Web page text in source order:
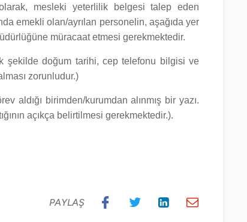
mesleki yeterlilik belgesi talep eden
emekli olan/ayrılan personelin, aşağıda yer
müracaat etmesi gerekmektedir.
şekilde doğum tarihi, cep telefonu bilgisi ve
zorunludur.)
aldığı birimden/kurumdan alınmış bir yazı.
açıkça belirtilmesi gerekmektedir.).
PAYLAŞ